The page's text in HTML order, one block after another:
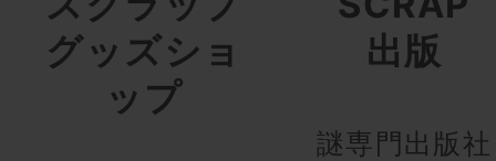
グッズショ
ップ
出版
謎専門出版社